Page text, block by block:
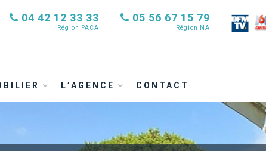
04 42 12 33 33
Région PACA
05 56 67 15 79
Région NA
L’AGENCE CONTACT